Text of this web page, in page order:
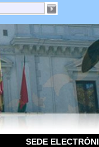
SEDE